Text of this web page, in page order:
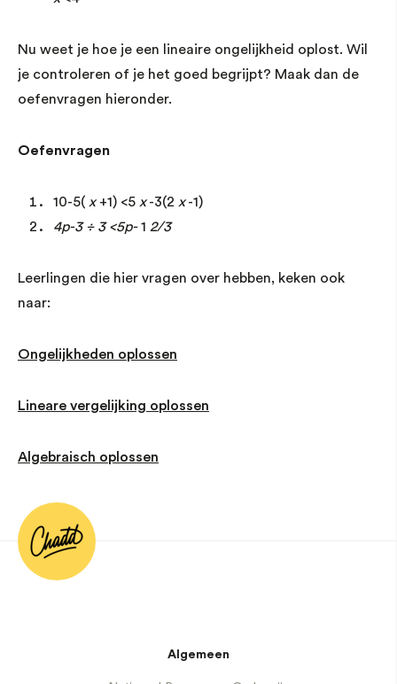
Nu weet je hoe je een lineaire ongelijkheid oplost. Wil
je controleren of je het goed begrijpt? Maak dan de
oefenvragen hieronder.
Oefenvragen
10-5( x+1) <5 x-3(2 x-1)
4p-3 ÷ 3 <5p-1 2/3
Leerlingen die hier vragen over hebben, keken ook
naar:
Ongelijkheden oplossen
Lineare vergelijking oplossen
Algebraisch oplossen
Algemeen